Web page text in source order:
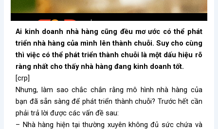
Ai kinh doanh nhà hàng cũng đều mơ ước có thể phát
triển nhà hàng của mình lên thành chuỗi. Suy cho cùng
thì việc có thể phát triển thành chuỗi là một dấu hiệu rõ
ràng nhất cho thấy nhà hàng đang kinh doanh tốt.
[crp]
Nhưng, làm sao chắc chắn rằng mô hình nhà hàng của
bạn đã sẵn sàng để phát triển thành chuỗi? Trước hết cần
phải trả lời được các vấn đề sau:
– Nhà hàng hiện tại thường xuyên không đủ sức chứa và